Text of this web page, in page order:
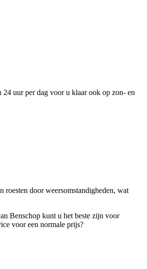
uur per dag voor u klaar ook op zon- en
roesten door weersomstandigheden, wat
Benschop kunt u het beste zijn voor
voor een normale prijs?